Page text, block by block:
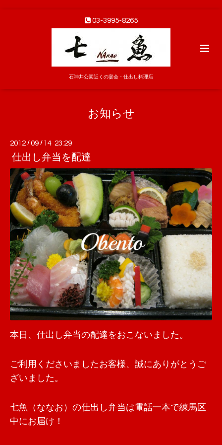
03-3995-8265
石神井公園近くの宴会・仕出し料理店
お知らせ
2012 /09 / 14 23:29
仕出し弁当を配達
本日、仕出し弁当の配達をおこないました。
ご利用くださいましたお客様、誠にありがとうご
ざいました。
七魚（ななお）の仕出し弁当は電話一本で練馬区
中にお届け！